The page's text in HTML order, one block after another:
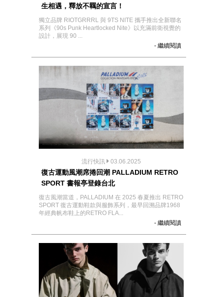
生相遇，釋放不羈的宣言！
獨立品牌 RIOTGRRRL 與 9TS NITE 攜手推出全新聯名
系列《90s Punk Heartlocked Nite》以充滿前衛視覺的
設計，展現 90 ...
- 繼續閱讀
流行快訊 03.06.2025
復古運動風潮席捲回潮 PALLADIUM RETRO
SPORT 書報亭登錄台北
復古風潮當道，PALLADIUM 在 2025 春夏推出 RETRO
SPORT 復古運動鞋款與服飾系列，最早回溯品牌1968
年經典帆布鞋上的RETRO FLA...
- 繼續閱讀